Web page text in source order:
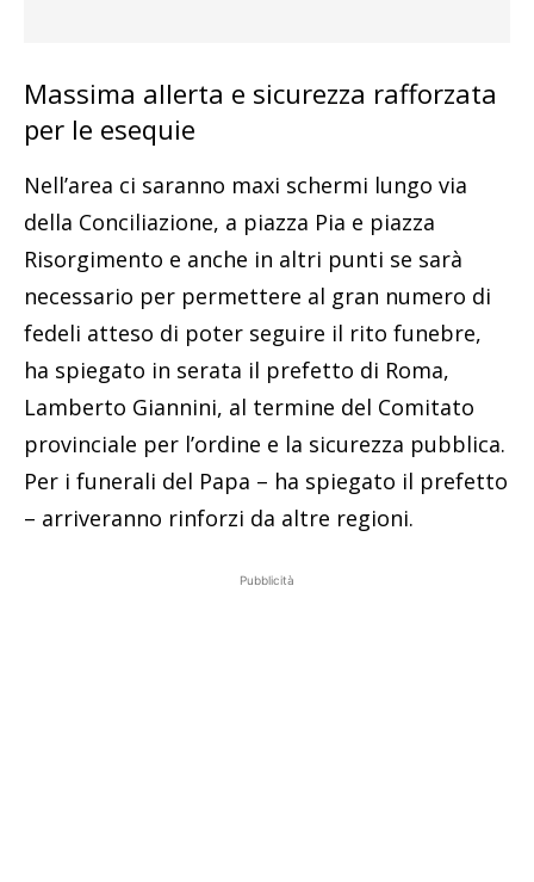
Massima allerta e sicurezza rafforzata
per le esequie
Nell’area ci saranno maxi schermi lungo via
della Conciliazione, a piazza Pia e piazza
Risorgimento e anche in altri punti se sarà
necessario per permettere al gran numero di
fedeli atteso di poter seguire il rito funebre,
ha spiegato in serata il prefetto di Roma,
Lamberto Giannini, al termine del Comitato
provinciale per l’ordine e la sicurezza pubblica.
Per i funerali del Papa – ha spiegato il prefetto
– arriveranno rinforzi da altre regioni.
Pubblicità